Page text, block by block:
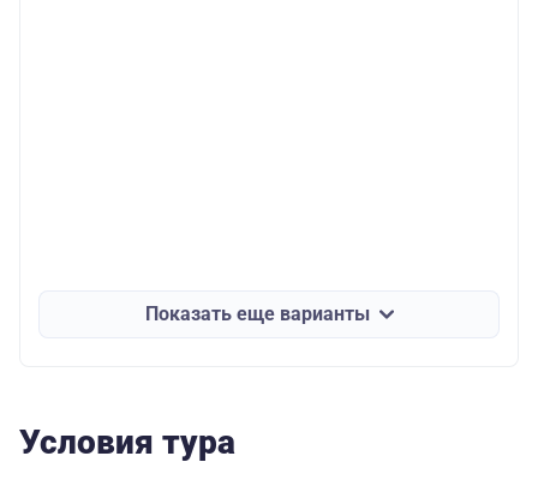
Показать еще варианты
Условия тура